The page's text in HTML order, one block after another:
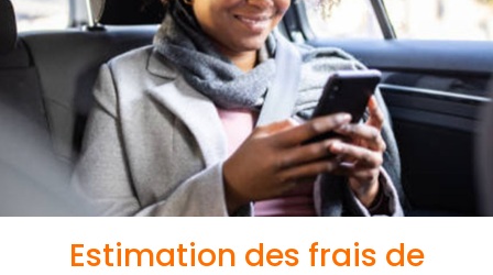
Estimation des frais de